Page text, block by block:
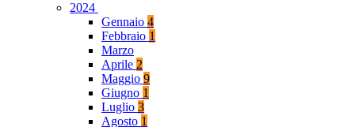
2024
Gennaio 4
Febbraio 1
Marzo
Aprile 2
Maggio 9
Giugno 1
Luglio 3
Agosto 1